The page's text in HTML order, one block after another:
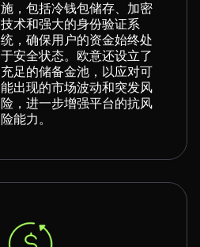
施，包括冷钱包储存、加密
技术和强大的身份验证系
统，确保用户的资金始终处
于安全状态。欧意还设立了
充足的储备金池，以应对可
能出现的市场波动和突发风
险，进一步增强平台的抗风
险能力。